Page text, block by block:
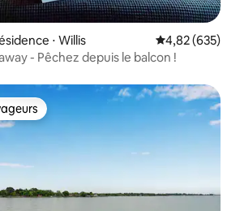
⋅ Willis Évaluation
4,82 (635)
- Pêchez depuis le balcon !